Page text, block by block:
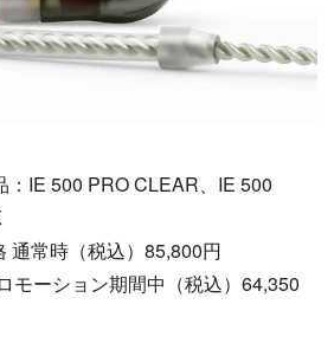
：IE 500 PRO CLEAR、IE 500
通常時（税込）85,800円
モーション期間中（税込）64,350